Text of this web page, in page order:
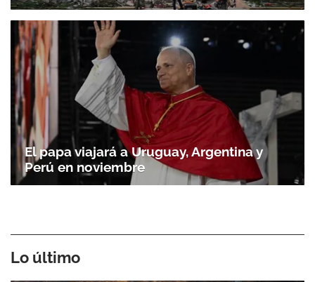
El papa viajará a Uruguay, Argentina y
Perú en noviembre
Lo último